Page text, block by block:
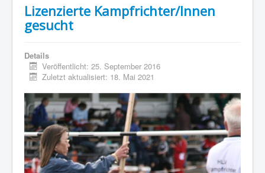
Lizenzierte Kampfrichter/Innen
gesucht
Details
Veröffentlicht: 25. September 2016
Zuletzt aktualisiert: 18. Mai 2021